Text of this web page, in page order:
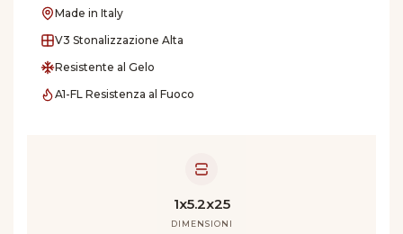
Made in Italy
V3 Stonalizzazione Alta
Resistente al Gelo
A1-FL Resistenza al Fuoco
1x5.2x25
DIMENSIONI